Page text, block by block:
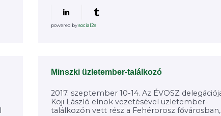
powered bysocial2s
Minszki üzletember-találkozó
2017. szeptember 10-14. Az ÉVOSZ
Koji László elnök vezetésével üzletember-
találkozón vett rész a Fehérorosz fővárosban,